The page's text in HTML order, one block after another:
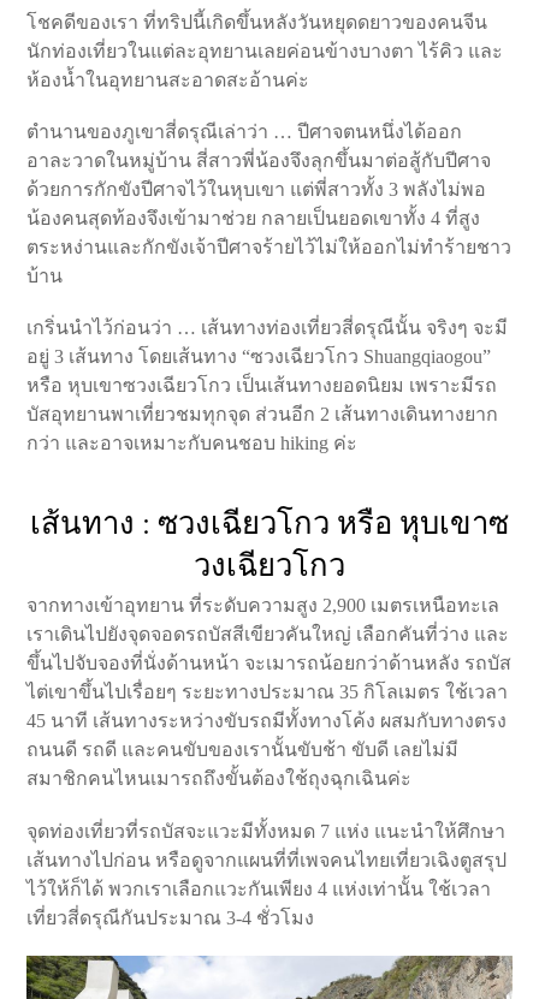
โชคดีของเรา ที่ทริปนี้เกิดขึ้นหลังวันหยุดดยาวของคนจีน
นักท่องเที่ยวในแต่ละอุทยานเลยค่อนข้างบางตา ไร้คิว และ
ห้องน้ำในอุทยานสะอาดสะอ้านค่ะ
ตำนานของภูเขาสี่ดรุณีเล่าว่า … ปีศาจตนหนึ่งได้ออก
อาละวาดในหมู่บ้าน สี่สาวพี่น้องจึงลุกขึ้นมาต่อสู้กับปีศาจ
ด้วยการกักขังปีศาจไว้ในหุบเขา แต่พี่สาวทั้ง 3 พลังไม่พอ
น้องคนสุดท้องจึงเข้ามาช่วย กลายเป็นยอดเขาทั้ง 4 ที่สูง
ตระหง่านและกักขังเจ้าปีศาจร้ายไว้ไม่ให้ออกไม่ทำร้ายชาว
บ้าน
เกริ่นนำไว้ก่อนว่า … เส้นทางท่องเที่ยวสี่ดรุณีนั้น จริงๆ จะมี
อยู่ 3 เส้นทาง โดยเส้นทาง “ซวงเฉียวโกว Shuangqiaogou”
หรือ หุบเขาซวงเฉียวโกว เป็นเส้นทางยอดนิยม เพราะมีรถ
บัสอุทยานพาเที่ยวชมทุกจุด ส่วนอีก 2 เส้นทางเดินทางยาก
กว่า และอาจเหมาะกับคนชอบ hiking ค่ะ
เส้นทาง : ซวงเฉียวโกว หรือ หุบเขาซ
วงเฉียวโกว
จากทางเข้าอุทยาน ที่ระดับความสูง 2,900 เมตรเหนือทะเล
เราเดินไปยังจุดจอดรถบัสสีเขียวคันใหญ่ เลือกคันที่ว่าง และ
ขึ้นไปจับจองที่นั่งด้านหน้า จะเมารถน้อยกว่าด้านหลัง รถบัส
ไต่เขาขึ้นไปเรื่อยๆ ระยะทางประมาณ 35 กิโลเมตร ใช้เวลา
45 นาที เส้นทางระหว่างขับรถมีทั้งทางโค้ง ผสมกับทางตรง
ถนนดี รถดี และคนขับของเรานั้นขับช้า ขับดี เลยไม่มี
สมาชิกคนไหนเมารถถึงขั้นต้องใช้ถุงฉุกเฉินค่ะ
จุดท่องเที่ยวที่รถบัสจะแวะมีทั้งหมด 7 แห่ง แนะนำให้ศึกษา
เส้นทางไปก่อน หรือดูจากแผนที่ที่เพจคนไทยเที่ยวเฉิงตูสรุป
ไว้ให้ก็ได้ พวกเราเลือกแวะกันเพียง 4 แห่งเท่านั้น ใช้เวลา
เที่ยวสี่ดรุณีกันประมาณ 3-4 ชั่วโมง